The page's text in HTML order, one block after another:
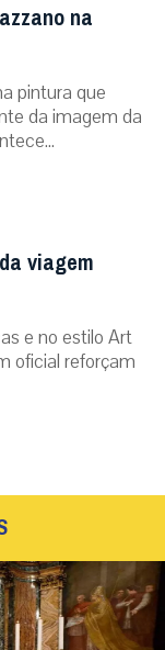
na
pintura que
da imagem da
viagem
e no estilo Art
oficial reforçam